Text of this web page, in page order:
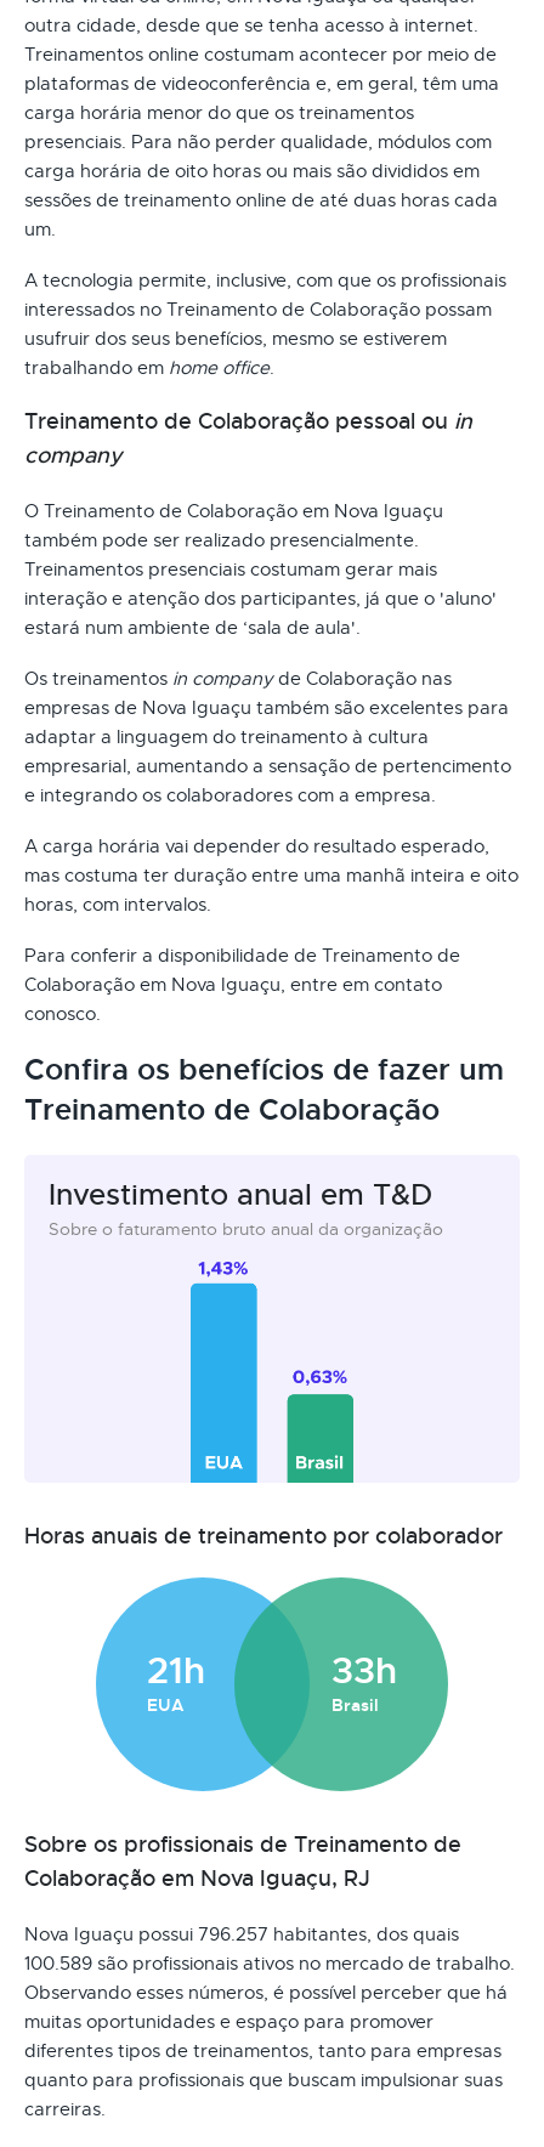
outra cidade, desde que se tenha acesso à internet.
Treinamentos online costumam acontecer por meio de
plataformas de videoconferência e, em geral, têm uma
carga horária menor do que os treinamentos
presenciais. Para não perder qualidade, módulos com
carga horária de oito horas ou mais são divididos em
sessões de treinamento online de até duas horas cada
um.
A tecnologia permite, inclusive, com que os profissionais
interessados no Treinamento de Colaboração possam
usufruir dos seus benefícios, mesmo se estiverem
trabalhando em home office.
Treinamento de Colaboração pessoal ou in
company
O Treinamento de Colaboração em Nova Iguaçu
também pode ser realizado presencialmente.
Treinamentos presenciais costumam gerar mais
interação e atenção dos participantes, já que o 'aluno'
estará num ambiente de ‘sala de aula'.
Os treinamentos in companyde Colaboração nas
empresas de Nova Iguaçu também são excelentes para
adaptar a linguagem do treinamento à cultura
empresarial, aumentando a sensação de pertencimento
e integrando os colaboradores com a empresa.
A carga horária vai depender do resultado esperado,
mas costuma ter duração entre uma manhã inteira e oito
horas, com intervalos.
Para conferir a disponibilidade de Treinamento de
Colaboração em Nova Iguaçu, entre em contato
conosco.
Confira os benefícios de fazer um
Treinamento de Colaboração
Investimento anual em T&D
Sobre o faturamento bruto anual da organização
Horas anuais de treinamento por colaborador
21h
EUA
33h
Brasil
Sobre os profissionais de Treinamento de
Colaboração em Nova Iguaçu, RJ
Nova Iguaçu possui 796.257 habitantes, dos quais
100.589 são profissionais ativos no mercado de trabalho.
Observando esses números, é possível perceber que há
muitas oportunidades e espaço para promover
diferentes tipos de treinamentos, tanto para empresas
quanto para profissionais que buscam impulsionar suas
carreiras.